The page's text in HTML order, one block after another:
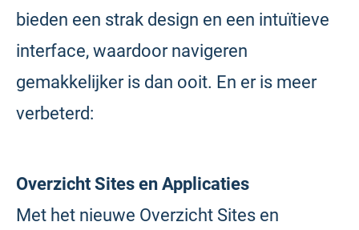
bieden een strak design en een intuïtieve
interface, waardoor navigeren
gemakkelijker is dan ooit. En er is meer
verbeterd:
Overzicht Sites en Applicaties
Met het nieuwe Overzicht Sites en